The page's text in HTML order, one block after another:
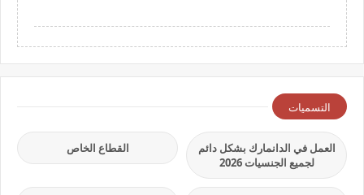
التسميات
العمل في الدانمارك بشكل دائم
لجميع الجنسيات 2026
القطاع الخاص